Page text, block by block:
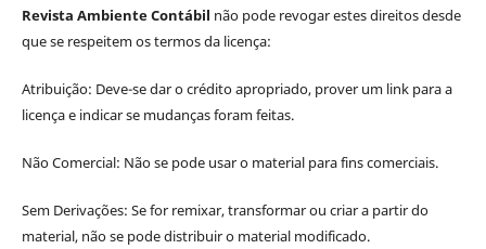
Revista Ambiente Contábil não pode revogar estes direitos desde
que se respeitem os termos da licença:
Atribuição: Deve-se dar o crédito apropriado, prover um link para a
licença e indicar se mudanças foram feitas.
Não Comercial: Não se pode usar o material para fins comerciais.
Sem Derivações: Se for remixar, transformar ou criar a partir do
material, não se pode distribuir o material modificado.